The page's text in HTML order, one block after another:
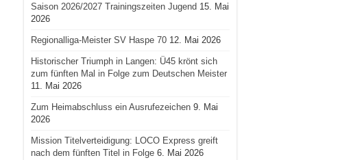
Saison 2026/2027 Trainingszeiten Jugend 15. Mai
2026
Regionalliga-Meister SV Haspe 70 12. Mai 2026
Historischer Triumph in Langen: Ü45 krönt sich
zum fünften Mal in Folge zum Deutschen Meister
11. Mai 2026
Zum Heimabschluss ein Ausrufezeichen 9. Mai
2026
Mission Titelverteidigung: LOCO Express greift
nach dem fünften Titel in Folge 6. Mai 2026